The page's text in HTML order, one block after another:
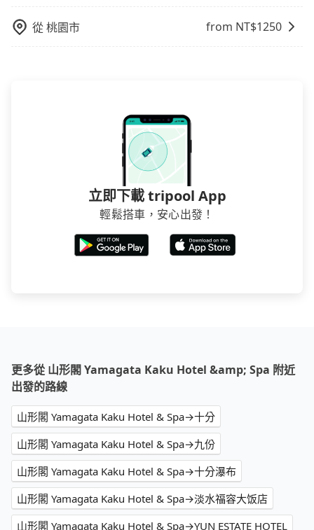
從桃園市 from NT$1250
立即下載 tripool App
輕鬆搭車，安心出發！
更多從 山形閣 Yamagata Kaku Hotel &amp; Spa 附近
出發的路線
山形閣 Yamagata Kaku Hotel & Spa→十分
山形閣 Yamagata Kaku Hotel & Spa→九份
山形閣 Yamagata Kaku Hotel & Spa→十分瀑布
山形閣 Yamagata Kaku Hotel & Spa→淡水福容大饭店
山形閣 Yamagata Kaku Hotel & Spa→YUN ESTATE HOTEL